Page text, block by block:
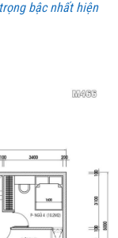
bậc nhất hiện